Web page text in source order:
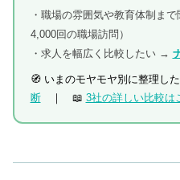
・職場の雰囲気や教育体制ま
4,000回の職場訪問）
・求人を幅広く比較したい →
🧭 いまのモヤモヤ別に整理し
断｜ 📖 3社の詳しい比較は